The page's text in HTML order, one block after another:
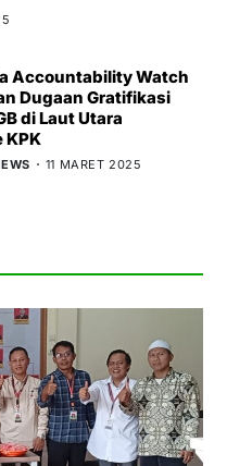
Accountability Watch
Dugaan Gratifikasi
di Laut Utara
KPK
11 MARET 2025